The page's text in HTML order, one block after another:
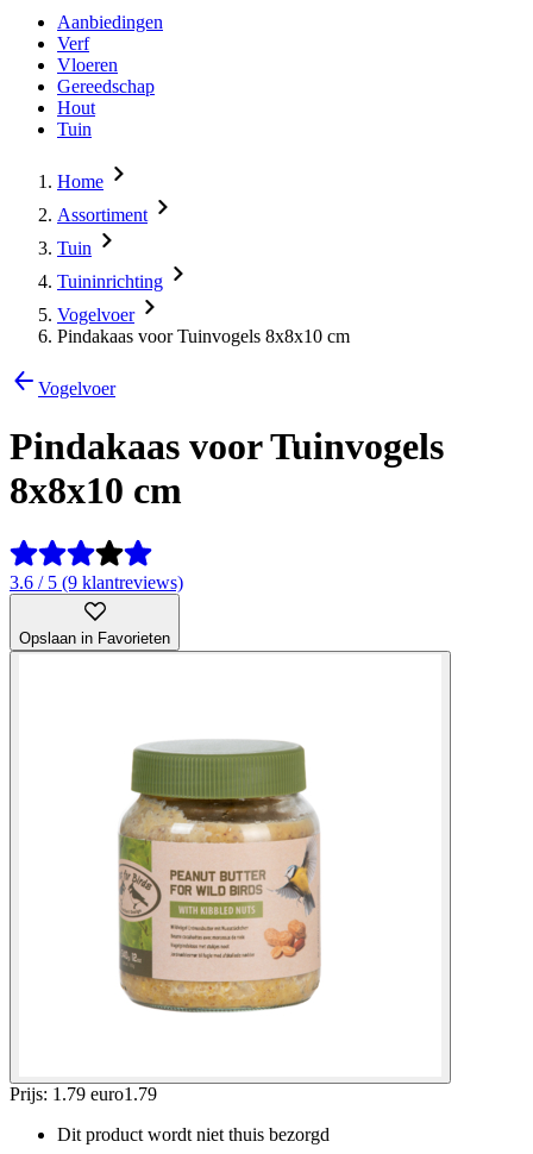
Aanbiedingen
Verf
Vloeren
Gereedschap
Hout
Tuin
Home
Assortiment
Tuin
Tuininrichting
Vogelvoer
Pindakaas voor Tuinvogels 8x8x10 cm
Vogelvoer
Pindakaas voor Tuinvogels
8x8x10 cm
3.6 / 5 (9 klantreviews)
Opslaan in Favorieten
Prijs: 1.79 euro1 .79
Dit product wordt niet thuis bezorgd